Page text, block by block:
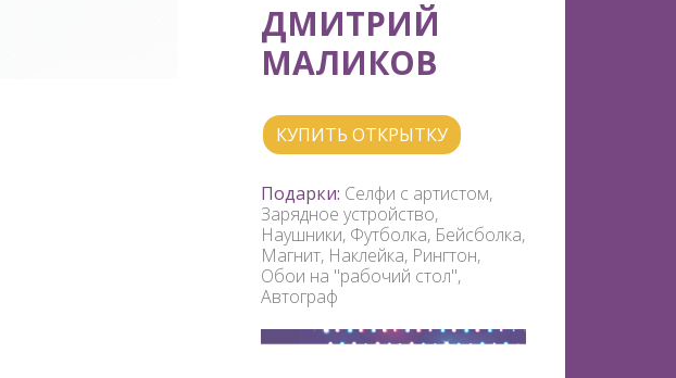
ДМИТРИЙ
МАЛИКОВ
КУПИТЬ ОТКРЫТКУ
Подарки: Селфи с артистом,
Зарядное устройство,
Наушники, Футболка, Бейсболка,
Магнит, Наклейка, Рингтон,
Обои на "рабочий стол",
Автограф